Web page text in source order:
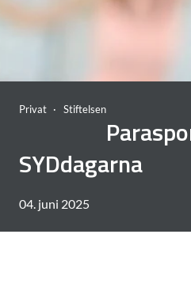
Privat Stiftelsen
SYDdagarna
04. juni 2025